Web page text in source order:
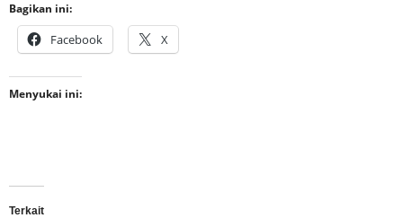
Bagikan ini:
Facebook X
Menyukai ini:
Terkait